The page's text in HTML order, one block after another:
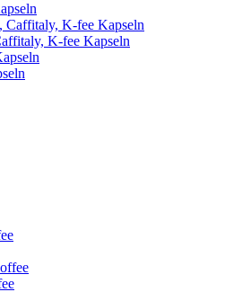
K-fee Kapseln